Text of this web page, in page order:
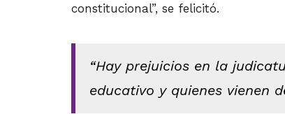
constitucional”, se felicitó.
“Hay prejuicios en la
educativo y quienes vienen